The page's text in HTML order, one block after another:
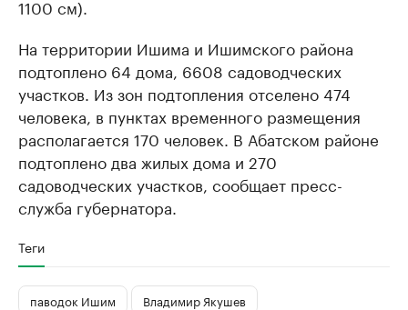
1100 см).
На территории Ишима и Ишимского района
подтоплено 64 дома, 6608 садоводческих
участков. Из зон подтопления отселено 474
человека, в пунктах временного размещения
располагается 170 человек. В Абатском районе
подтоплено два жилых дома и 270
садоводческих участков, сообщает пресс-
служба губернатора.
Теги
паводок Ишим
Владимир Якушев